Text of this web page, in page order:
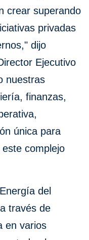
crear superando
privadas
dijo
Ejecutivo
nuestras
finanzas,
única para
complejo
del
través de
en varios